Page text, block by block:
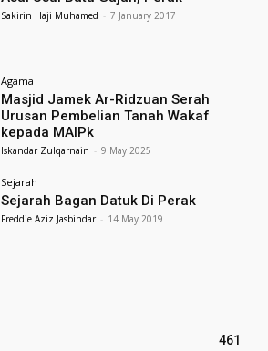
Sakirin Haji Muhamed - 7 January 2017
Agama
Masjid Jamek Ar-Ridzuan Serah
Urusan Pembelian Tanah Wakaf
kepada MAIPk
Iskandar Zulqarnain - 9 May 2025
Sejarah
Sejarah Bagan Datuk Di Perak
Freddie Aziz Jasbindar - 14 May 2019
461